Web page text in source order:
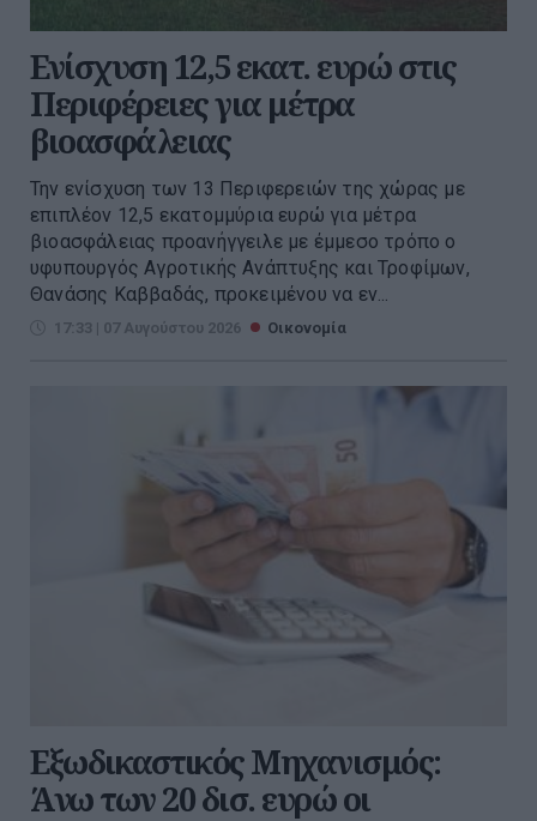
Ενίσχυση 12,5 εκατ. ευρώ στις
Περιφέρειες για μέτρα
βιοασφάλειας
Την ενίσχυση των 13 Περιφερειών της χώρας με
επιπλέον 12,5 εκατομμύρια ευρώ για μέτρα
βιοασφάλειας προανήγγειλε με έμμεσο τρόπο ο
υφυπουργός Αγροτικής Ανάπτυξης και Τροφίμων,
Θανάσης Καββαδάς, προκειμένου να εν...
17:33 | 07 Αυγούστου 2026 Οικονομία
Εξωδικαστικός Μηχανισμός:
Άνω των 20 δισ. ευρώ οι